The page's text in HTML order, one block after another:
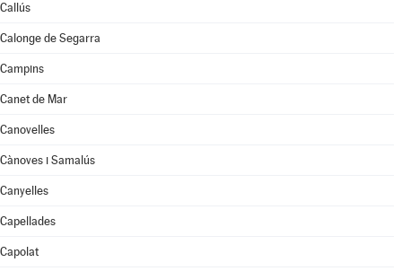
Callús
Calonge de Segarra
Campins
Canet de Mar
Canovelles
Cànoves i Samalús
Canyelles
Capellades
Capolat